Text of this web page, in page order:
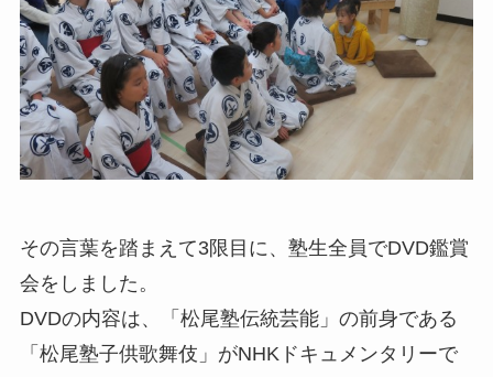
その言葉を踏まえて3限目に、塾生全員でDVD鑑賞
会をしました。
DVDの内容は、「松尾塾伝統芸能」の前身である
「松尾塾子供歌舞伎」がNHKドキュメンタリーで